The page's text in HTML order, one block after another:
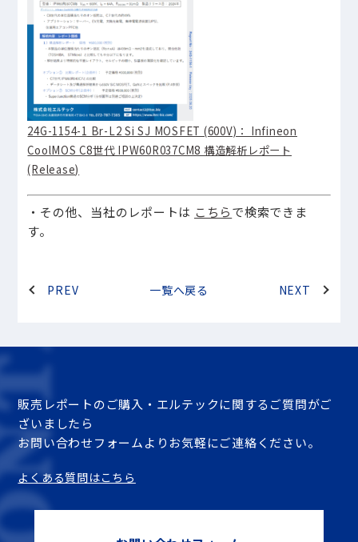
24G-1154-1 Br-L2 Si SJ MOSFET (600V)： Infineon
CoolMOS C8世代 IPW60R037CM8 構造解析レポート
(Release)
・その他、当社のレポートは こちらで検索できま
す。
PREV 一覧へ戻る NEXT
販売レポートのご購入・エルテックに関するご質問がご
ざいましたら
お問い合わせフォームよりお気軽にご連絡ください。
よくある質問はこちら